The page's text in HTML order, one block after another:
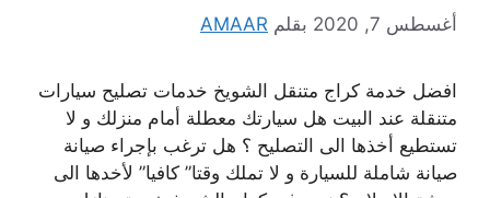
أغسطس 7, 2020 بقلم AMAAR
افضل خدمة كراج متنقل الشويخ خدمات تصليح سيارات
متنقلة عند البيت هل سيارتك معطلة أمام منزلك و لا
تستطيع أخذها الى التصليح ؟ هل ترغب بإجراء صيانة
صيانة شاملة للسيارة و لا تملك وقتا” كافيا” لأخدها الى